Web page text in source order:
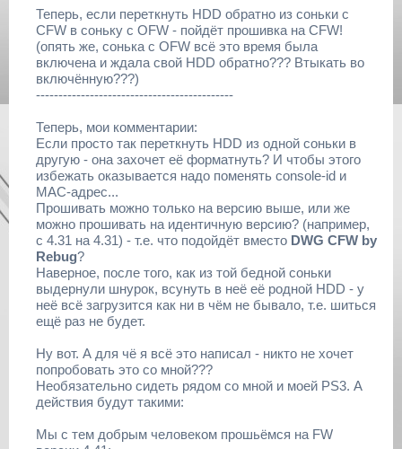
Теперь, если переткнуть HDD обратно из соньки с
CFW в соньку с OFW - пойдёт прошивка на CFW!
(опять же, сонька с OFW всё это время была
включена и ждала свой HDD обратно??? Втыкать во
включённую???)
--------------------------------------------
Теперь, мои комментарии:
Если просто так переткнуть HDD из одной соньки в
другую - она захочет её форматнуть? И чтобы этого
избежать оказывается надо поменять console-id и
МАС-адрес...
Прошивать можно только на версию выше, или же
можно прошивать на идентичную версию? (например,
с 4.31 на 4.31) - т.е. что подойдёт вместо DWG CFW by
Rebug?
Наверное, после того, как из той бедной соньки
выдернули шнурок, всунуть в неё её родной HDD - у
неё всё загрузится как ни в чём не бывало, т.е. шиться
ещё раз не будет.
Ну вот. А для чё я всё это написал - никто не хочет
попробовать это со мной???
Необязательно сидеть рядом со мной и моей PS3. А
действия будут такими:
Мы с тем добрым человеком прошьёмся на FW